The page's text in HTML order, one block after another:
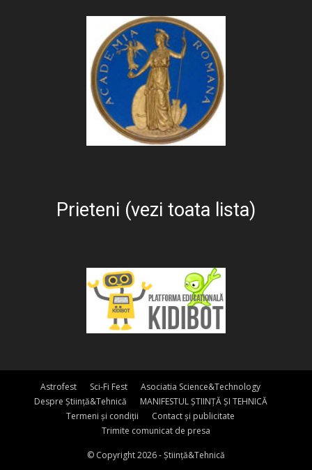
Prieteni (vezi toata lista)
Astrofest Sci-Fi Fest
Asociatia Science&Technology
Despre Știință&Tehnică
MANIFESTUL ȘTIINȚĂ ȘI TEHNICĂ
Termeni și condiții
Contact și publicitate
Trimite comunicat de presa
© Copyright 2026 - Știință&Tehnică